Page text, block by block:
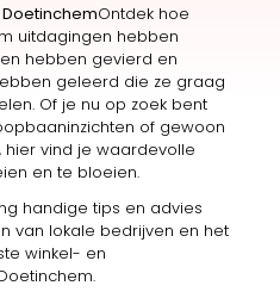
DoetinchemOntdek hoe
uitdagingen hebben
hebben gevierd en
geleerd die ze graag
Of je nu op zoek bent
of gewoon
vind je waardevolle
en te bloeien.
handige tips en advies
van lokale bedrijven en het
winkel- en